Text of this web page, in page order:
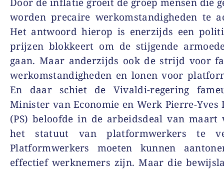
worden precaire werkomstandigheden te
Het antwoord hierop is enerzijds een
prijzen blokkeert om de stijgende
gaan. Maar anderzijds ook de strijd voor
werkomstandigheden en lonen voor
En daar schiet de Vivaldi-regering
Minister van Economie en Werk Pierre-Yves
(PS) beloofde in de arbeidsdeal van
het statuut van platformwerkers te
Platformwerkers moeten kunnen
effectief werknemers zijn. Maar die